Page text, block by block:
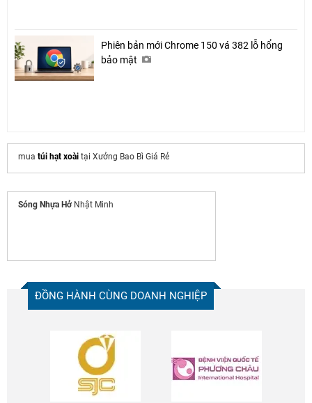
Phiên bản mới Chrome 150 vá 382 lỗ hổng
bảo mật
mua túi hạt xoài tại Xưởng Bao Bì Giá Rẻ
Sóng Nhựa Hở Nhật Minh
ĐỒNG HÀNH CÙNG DOANH NGHIỆP